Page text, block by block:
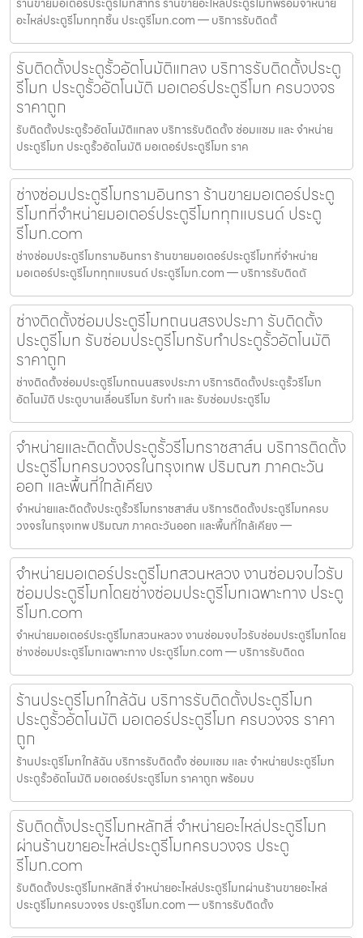
อะไหล่ประตูรีโมททุกชิ้น ประตูรีโมท.com — บริการรับติดตั้
รับติดตั้งประตูรั้วอัตโนมัติแกลง บริการรับติดตั้งประตู
รีโมท ประตูรั้วอัตโนมัติ มอเตอร์ประตูรีโมท ครบวงจร
ราคาถูก
รับติดตั้งประตูรั้วอัตโนมัติแกลง บริการรับติดตั้ง ซ่อมแซม และ จำหน่าย
ประตูรีโมท ประตูรั้วอัตโนมัติ มอเตอร์ประตูรีโมท ราค
ช่างซ่อมประตูรีโมทรามอินทรา ร้านขายมอเตอร์ประตู
รีโมทที่จำหน่ายมอเตอร์ประตูรีโมททุกแบรนด์ ประตู
รีโมท.com
ช่างซ่อมประตูรีโมทรามอินทรา ร้านขายมอเตอร์ประตูรีโมทที่จำหน่าย
มอเตอร์ประตูรีโมททุกแบรนด์ ประตูรีโมท.com — บริการรับติดตั
ช่างติดตั้งซ่อมประตูรีโมทถนนสรงประภา รับติดตั้ง
ประตูรีโมท รับซ่อมประตูรีโมทรับทำประตูรั้วอัตโนมัติ
ราคาถูก
ช่างติดตั้งซ่อมประตูรีโมทถนนสรงประภา บริการติดตั้งประตูรั้วรีโมท
อัตโนมัติ ประตูบานเลื่อนรีโมท รับทำ และ รับซ่อมประตูรีโม
จำหน่ายและติดตั้งประตูรั้วรีโมทราชสาส์น บริการติดตั้ง
ประตูรีโมทครบวงจรในกรุงเทพ ปริมณฑ ภาคตะวัน
ออก และพื้นที่ใกล้เคียง
จำหน่ายและติดตั้งประตูรั้วรีโมทราชสาส์น บริการติดตั้งประตูรีโมทครบ
วงจรในกรุงเทพ ปริมณฑ ภาคตะวันออก และพื้นที่ใกล้เคียง —
จำหน่ายมอเตอร์ประตูรีโมทสวนหลวง งานซ่อมจบไวรับ
ซ่อมประตูรีโมทโดยช่างซ่อมประตูรีโมทเฉพาะทาง ประตู
รีโมท.com
จำหน่ายมอเตอร์ประตูรีโมทสวนหลวง งานซ่อมจบไวรับซ่อมประตูรีโมทโดย
ช่างซ่อมประตูรีโมทเฉพาะทาง ประตูรีโมท.com — บริการรับติดต
ร้านประตูรีโมทใกล้ฉัน บริการรับติดตั้งประตูรีโมท
ประตูรั้วอัตโนมัติ มอเตอร์ประตูรีโมท ครบวงจร ราคา
ถูก
ร้านประตูรีโมทใกล้ฉัน บริการรับติดตั้ง ซ่อมแซม และ จำหน่ายประตูรีโมท
ประตูรั้วอัตโนมัติ มอเตอร์ประตูรีโมท ราคาถูก พร้อมบ
รับติดตั้งประตูรีโมทหลักสี่ จำหน่ายอะไหล่ประตูรีโมท
ผ่านร้านขายอะไหล่ประตูรีโมทครบวงจร ประตู
รีโมท.com
รับติดตั้งประตูรีโมทหลักสี่ จำหน่ายอะไหล่ประตูรีโมทผ่านร้านขายอะไหล่
ประตูรีโมทครบวงจร ประตูรีโมท.com — บริการรับติดตั้ง